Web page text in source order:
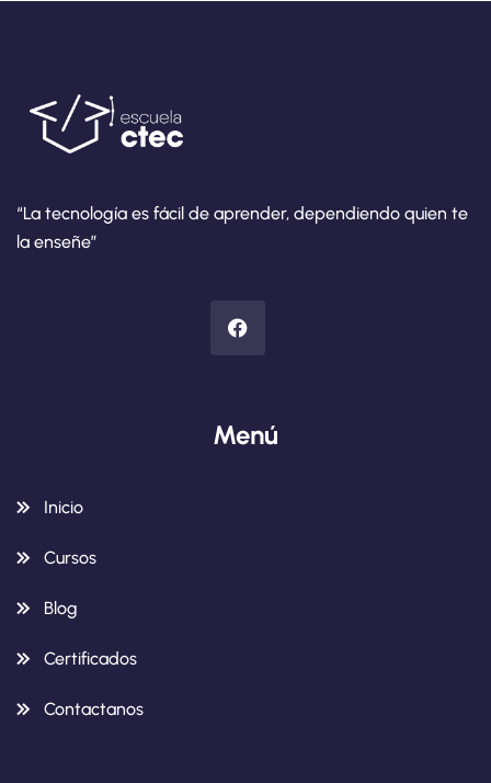
“La tecnología es fácil de aprender, dependiendo quien te
la enseñe”
Menú
Inicio
Cursos
Blog
Certificados
Contactanos